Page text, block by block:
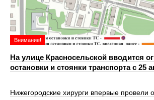
Внимание!
На улице Красносельской вводится
остановки и стоянки транспорта с 25
Нижегородские хирурги впервые провели